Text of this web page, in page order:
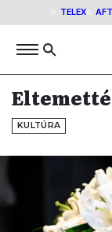
TELEX
KULTÚRA